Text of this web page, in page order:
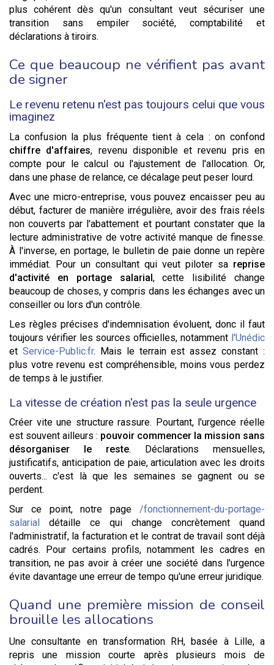
plus cohérent dès qu'un consultant veut sécuriser une
transition sans empiler société, comptabilité et
déclarations à tiroirs.
Ce que beaucoup ne vérifient pas avant
de signer
Le revenu retenu n'est pas toujours celui que vous
imaginez
La confusion la plus fréquente tient à cela : on confond
chiffre d'affaires, revenu disponible et revenu pris en
compte pour le calcul ou l'ajustement de l'allocation. Or,
dans une phase de relance, ce décalage peut peser lourd.
Avec une micro-entreprise, vous pouvez encaisser peu au
début, facturer de manière irrégulière, avoir des frais réels
non couverts par l'abattement et pourtant constater que la
lecture administrative de votre activité manque de finesse.
À l'inverse, en portage, le bulletin de paie donne un repère
immédiat. Pour un consultant qui veut piloter sa reprise
d'activité en portage salarial, cette lisibilité change
beaucoup de choses, y compris dans les échanges avec un
conseiller ou lors d'un contrôle.
Les règles précises d'indemnisation évoluent, donc il faut
toujours vérifier les sources officielles, notamment l'Unédic
et Service-Public.fr. Mais le terrain est assez constant :
plus votre revenu est compréhensible, moins vous perdez
de temps à le justifier.
La vitesse de création n'est pas la seule urgence
Créer vite une structure rassure. Pourtant, l'urgence réelle
est souvent ailleurs : pouvoir commencer la mission sans
désorganiser le reste. Déclarations mensuelles,
justificatifs, anticipation de paie, articulation avec les droits
ouverts... c'est là que les semaines se gagnent ou se
perdent.
Sur ce point, notre page /fonctionnement-du-portage-
salarial détaille ce qui change concrètement quand
l'administratif, la facturation et le contrat de travail sont déjà
cadrés. Pour certains profils, notamment les cadres en
transition, ne pas avoir à créer une société dans l'urgence
évite davantage une erreur de tempo qu'une erreur juridique.
Quand une première mission de conseil
brouille les allocations
Une consultante en transformation RH, basée à Lille, a
repris une mission courte après plusieurs mois de